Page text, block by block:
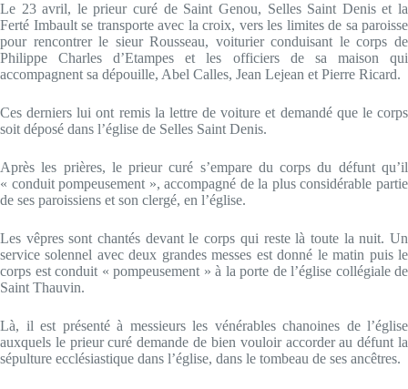
Le 23 avril, le prieur curé de Saint Genou, Selles Saint Denis et la
Ferté Imbault se transporte avec la croix, vers les limites de sa paroisse
pour rencontrer le sieur Rousseau, voiturier conduisant le corps de
Philippe Charles d’Etampes et les officiers de sa maison qui
accompagnent sa dépouille, Abel Calles, Jean Lejean et Pierre Ricard.
Ces derniers lui ont remis la lettre de voiture et demandé que le corps
soit déposé dans l’église de Selles Saint Denis.
Après les prières, le prieur curé s’empare du corps du défunt qu’il
« conduit pompeusement », accompagné de la plus considérable partie
de ses paroissiens et son clergé, en l’église.
Les vêpres sont chantés devant le corps qui reste là toute la nuit. Un
service solennel avec deux grandes messes est donné le matin puis le
corps est conduit « pompeusement » à la porte de l’église collégiale de
Saint Thauvin.
Là, il est présenté à messieurs les vénérables chanoines de l’église
auxquels le prieur curé demande de bien vouloir accorder au défunt la
sépulture ecclésiastique dans l’église, dans le tombeau de ses ancêtres.